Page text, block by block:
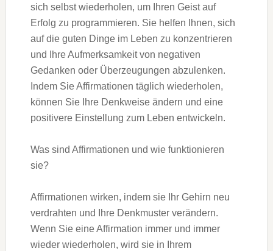
sich selbst wiederholen, um Ihren Geist auf
Erfolg zu programmieren. Sie helfen Ihnen, sich
auf die guten Dinge im Leben zu konzentrieren
und Ihre Aufmerksamkeit von negativen
Gedanken oder Überzeugungen abzulenken.
Indem Sie Affirmationen täglich wiederholen,
können Sie Ihre Denkweise ändern und eine
positivere Einstellung zum Leben entwickeln.
Was sind Affirmationen und wie funktionieren
sie?
Affirmationen wirken, indem sie Ihr Gehirn neu
verdrahten und Ihre Denkmuster verändern.
Wenn Sie eine Affirmation immer und immer
wieder wiederholen, wird sie in Ihrem